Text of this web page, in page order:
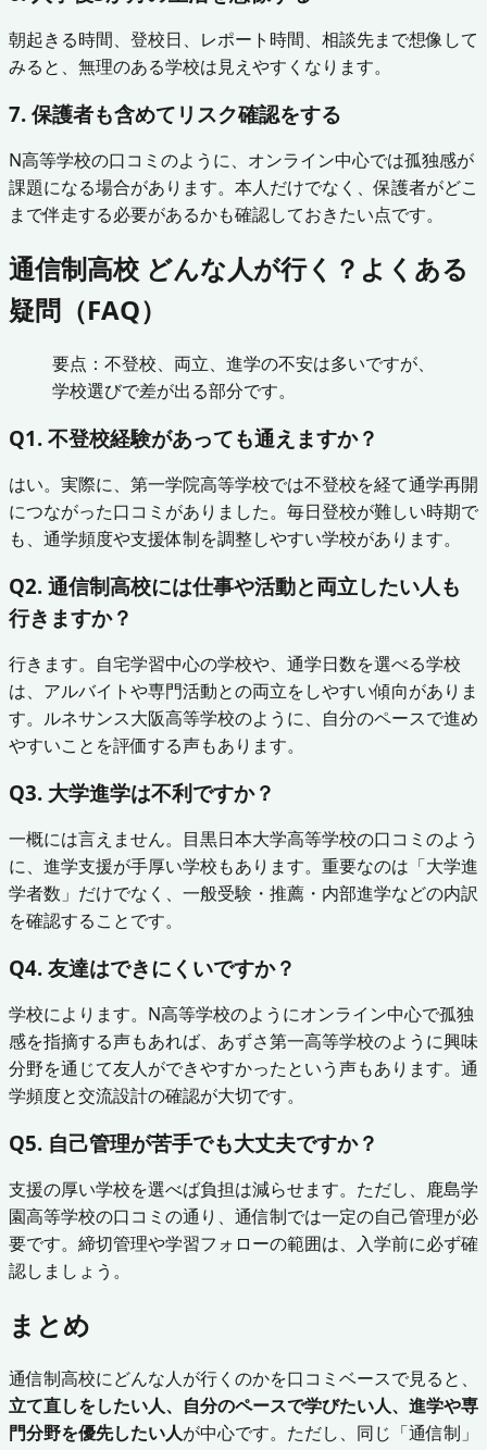
朝起きる時間、登校日、レポート時間、相談先まで想像して
みると、無理のある学校は見えやすくなります。
7. 保護者も含めてリスク確認をする
N高等学校の口コミのように、オンライン中心では孤独感が
課題になる場合があります。本人だけでなく、保護者がどこ
まで伴走する必要があるかも確認しておきたい点です。
通信制高校 どんな人が行く？よくある
疑問（FAQ）
要点：不登校、両立、進学の不安は多いですが、
学校選びで差が出る部分です。
Q1. 不登校経験があっても通えますか？
はい。実際に、第一学院高等学校では不登校を経て通学再開
につながった口コミがありました。毎日登校が難しい時期で
も、通学頻度や支援体制を調整しやすい学校があります。
Q2. 通信制高校には仕事や活動と両立したい人も
行きますか？
行きます。自宅学習中心の学校や、通学日数を選べる学校
は、アルバイトや専門活動との両立をしやすい傾向がありま
す。ルネサンス大阪高等学校のように、自分のペースで進め
やすいことを評価する声もあります。
Q3. 大学進学は不利ですか？
一概には言えません。目黒日本大学高等学校の口コミのよう
に、進学支援が手厚い学校もあります。重要なのは「大学進
学者数」だけでなく、一般受験・推薦・内部進学などの内訳
を確認することです。
Q4. 友達はできにくいですか？
学校によります。N高等学校のようにオンライン中心で孤独
感を指摘する声もあれば、あずさ第一高等学校のように興味
分野を通じて友人ができやすかったという声もあります。通
学頻度と交流設計の確認が大切です。
Q5. 自己管理が苦手でも大丈夫ですか？
支援の厚い学校を選べば負担は減らせます。ただし、鹿島学
園高等学校の口コミの通り、通信制では一定の自己管理が必
要です。締切管理や学習フォローの範囲は、入学前に必ず確
認しましょう。
まとめ
通信制高校にどんな人が行くのかを口コミベースで見ると、
立て直しをしたい人、自分のペースで学びたい人、進学や専
門分野を優先したい人が中心です。ただし、同じ「通信制」